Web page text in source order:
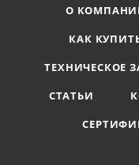
О
КАК
ТЕХНИЧЕСКОЕ
СТАТЬИ